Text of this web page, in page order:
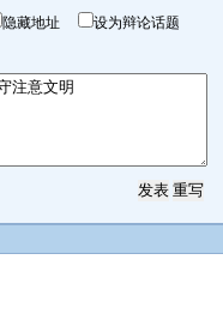
隐藏地址 设为辩论话题